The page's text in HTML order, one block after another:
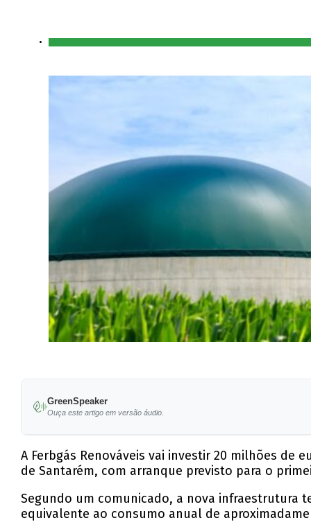
GreenSpeaker
Ouça este artigo em versão áudio.
A Ferbgás Renováveis vai investir 20 milhões
de Santarém, com arranque previsto para o
Segundo um comunicado, a nova infraestrutura
equivalente ao consumo anual de